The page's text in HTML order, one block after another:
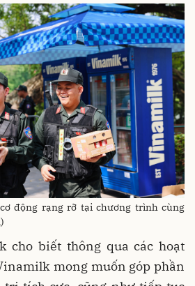
động rạng rỡ tại chương trình cùng
cho biết thông qua các hoạt
mong muốn góp phần